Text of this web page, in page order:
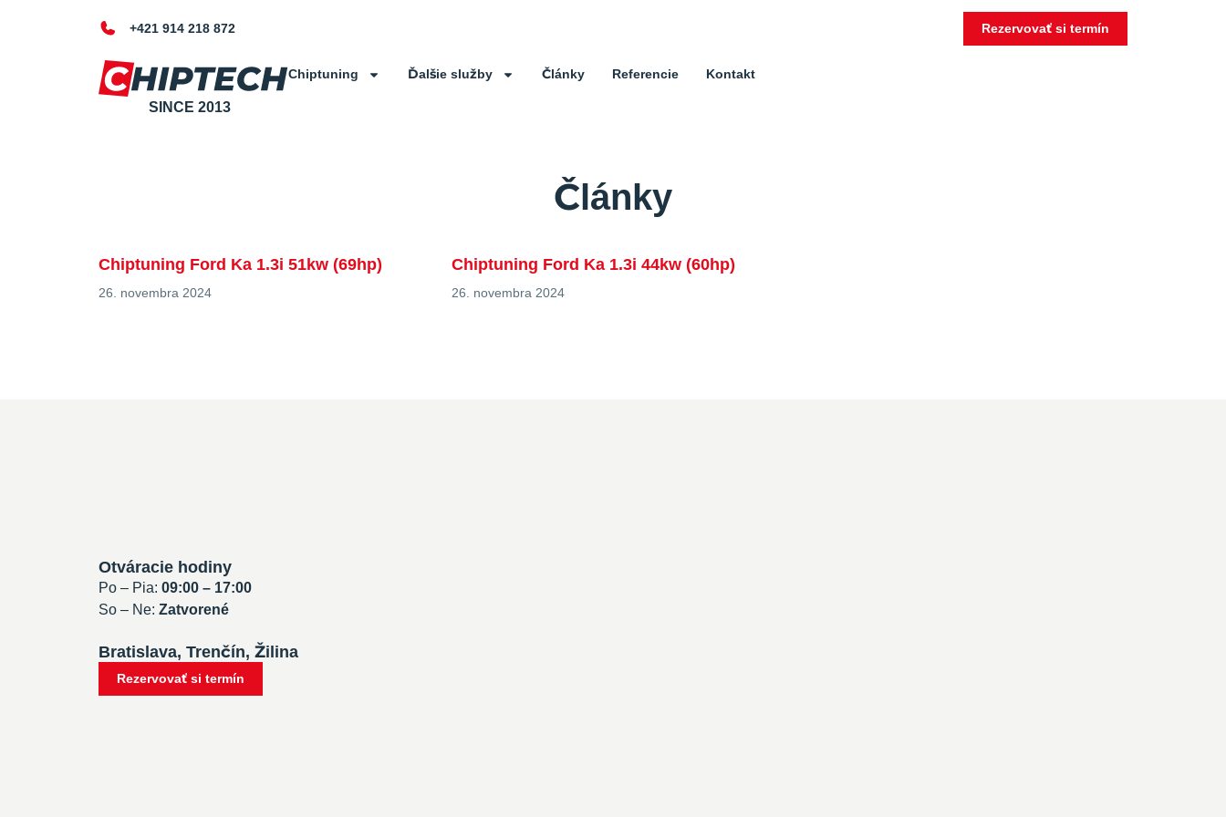
+421 914 218 872 Rezervovať si termín
SINCE 2013
Chiptuning Ďalšie služby Články Referencie Kontakt
Články
Chiptuning Ford Ka 1.3i 51kw (69hp)
26. novembra 2024
Chiptuning Ford Ka 1.3i 44kw (60hp)
26. novembra 2024
Otváracie hodiny
Po – Pia: 09:00 – 17:00
So – Ne: Zatvorené
Bratislava, Trenčín, Žilina
Rezervovať si termín